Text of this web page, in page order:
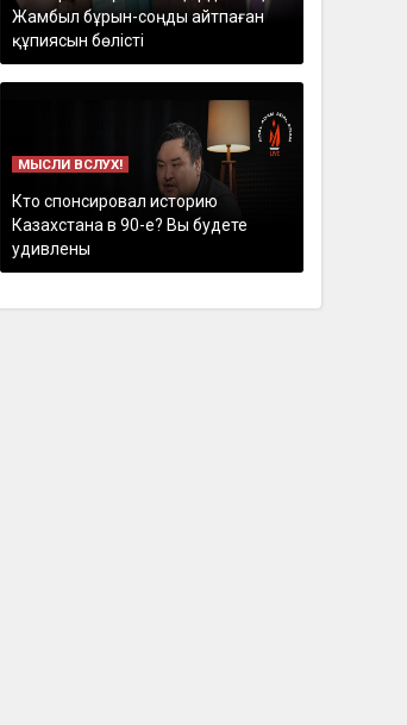
Жамбыл бұрын-соңды айтпаған
құпиясын бөлісті
МЫСЛИ ВСЛУХ!
Кто спонсировал историю
Казахстана в 90-е? Вы будете
удивлены